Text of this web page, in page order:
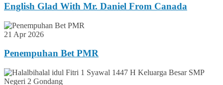
English Glad With Mr. Daniel From Canada
21 Apr 2026
Penempuhan Bet PMR